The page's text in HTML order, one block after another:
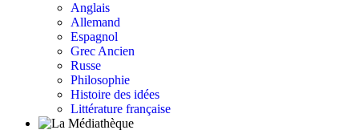
Anglais
Allemand
Espagnol
Grec Ancien
Russe
Philosophie
Histoire des idées
Littérature française